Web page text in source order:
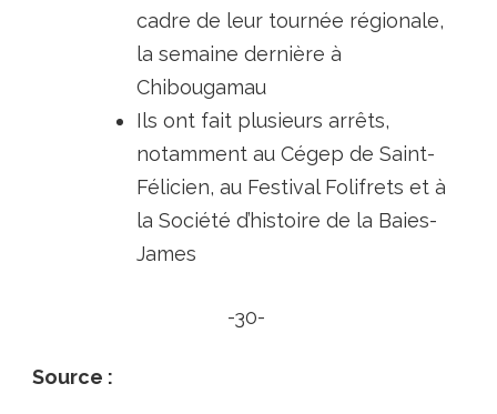
cadre de leur tournée régionale,
la semaine dernière à
Chibougamau
Ils ont fait plusieurs arrêts,
notamment au Cégep de Saint-
Félicien, au Festival Folifrets et à
la Société d’histoire de la Baies-
James
-30-
Source :